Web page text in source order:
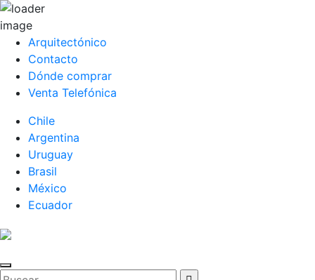
Arquitectónico
Contacto
Dónde comprar
Venta Telefónica
Chile
Argentina
Uruguay
Brasil
México
Ecuador